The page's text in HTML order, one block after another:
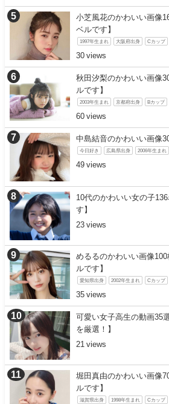
小芝風花のかわいい画像
ベルです】
1997年生まれ 大阪府出身 Cカップ
30
秋田汐梨のかわいい画像
ルです】
2003年生まれ 京都府出身 Bカップ
60
中島結音のかわいい画像
今日好き 広島県出身 2006年生まれ
49
10代のかわいい女の子
す】
23
めるるのかわいい画像
ルです】
愛知県出身 2002年生まれ Cカップ
35
可愛い女子高生の動画35
を厳選！】
21
堀田真由のかわいい画像
ルです】
滋賀県出身 1998年生まれ Cカップ